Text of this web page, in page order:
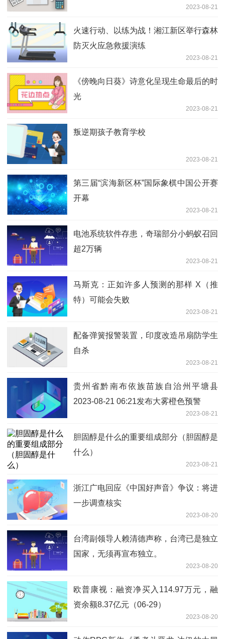
2023-08-21
火速行动、以练为战！湘江新区举行森林
防灭火应急救援演练
2023-08-21
《傍晚向日葵》诗意化呈现生命最后的时
光
2023-08-21
叛逆期孩子教育学校
2023-08-21
第三届“滨海新区杯”国际象棋中国公开赛
开幕
2023-08-21
电池系统软件存患，奇瑞部分小蚂蚁召回
超2万辆
2023-08-21
马斯克：正如许多人预测的那样 X（推
特）可能会失败
2023-08-21
配备弹簧报警装置，印度改造吊扇防学生
自杀
2023-08-21
贵州省黔南布依族苗族自治州平塘县
2023-08-21 06:21发布大雾橙色预警
2023-08-21
胆固醇是什么的重要组成部分（胆固醇是
什么）
2023-08-21
浙江广电回应《中国好声音》争议：将进
一步调查核实
2023-08-20
台湾副领导人赖清德声称，台湾已是独立
国家，无须再宣布独立。
2023-08-20
欧普康视：融资净买入114.97万元，融
资余额8.37亿元（06-29）
2023-08-20